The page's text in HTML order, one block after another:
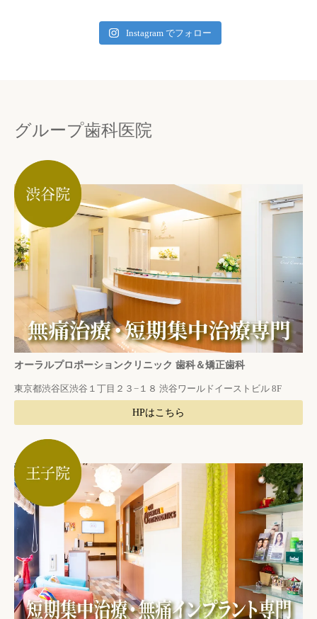
Instagram でフォロー
グループ歯科医院
オーラルプロポーションクリニック 歯科＆矯正歯科
東京都渋谷区渋谷１丁目２３−１８ 渋谷ワールドイーストビル 8F
HPはこちら